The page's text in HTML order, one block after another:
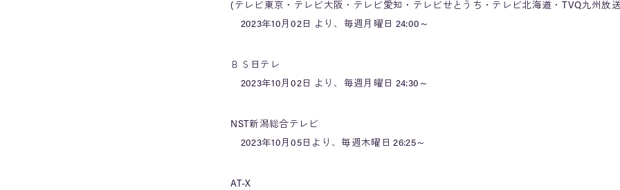
(テレビ東京・テレビ大阪・テレビ愛知・テレビせとうち・テレビ北海道・TVQ九州放
2023年10月02日 より、毎週月曜日 24:00～
ＢＳ日テレ
2023年10月02日 より、毎週月曜日 24:30～
NST新潟総合テレビ
2023年10月05日より、毎週木曜日 26:25～
AT-X